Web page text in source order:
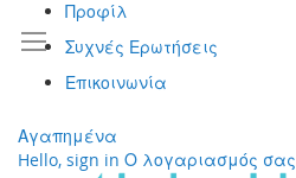
Προφίλ
Συχνές Ερωτήσεις
Επικοινωνία
Αγαπημένα
Hello, sign in Ο λογαριασμός σας